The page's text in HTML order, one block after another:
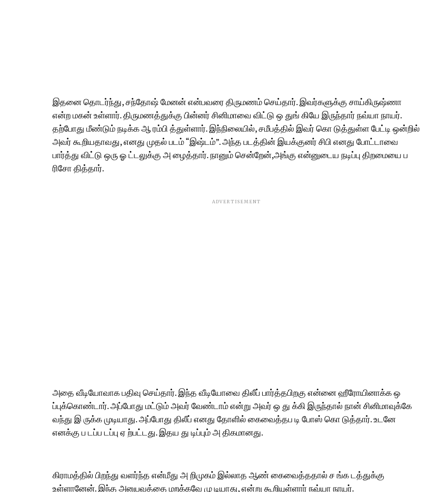
இதனை தொடர்ந்து, சந்தோஷ் மேனன் என்பவரை திருமணம் செய்தார். இவர்களுக்கு சாய்கிருஷ்ணா
என்ற மகன் உள்ளார். திருமணத்துக்கு பின்னர் சினிமாவை விட்டு ஒ துங் கியே இருந்தார் நவ்யா நாயர்.
தற்போது மீண்டும் நடிக்க ஆ ரம்பி த்துள்ளார். இந்நிலையில், சமீபத்தில் இவர் கொ டுத்துள்ள பேட்டி ஒன்றில்
அவர் கூறியதாவது, எனது முதல் படம் “இஷ்டம்”. அந்த படத்தின் இயக்குனர் சிபி எனது போட்டாவை
பார்த்து விட்டு ஒரு ஓ ட்டலுக்கு அ ழைத்தார். நானும் சென்றேன்,அங்கு என்னுடைய நடிப்பு திறமையை ப
ரிசோ தித்தார்.
ADVERTISEMENT
அதை வீடியோவாக பதிவு செய்தார். இந்த வீடியோவை திலீப் பார்த்தபிறகு என்னை ஹீரோயினாக்க ஒ
ப்புக்கொண்டார். அப்போது மட்டும் அவர் வேண்டாம் என்று அவர் ஒ து க்கி இருந்தால் நான் சினிமாவுக்கே
வந்து இ ருக்க முடியாது. அப்போது திலீப் எனது தோளில் கைவைத்தப டி போஸ் கொ டுத்தார். உடனே
எனக்கு ப டப்ப டப்பு ஏ ற்பட்டது. இதய து டிப்பும் அ திகமானது.
கிராமத்தில் பிறந்து வளர்ந்த என்மீது அ றிமுகம் இல்லாத ஆண் கைவைத்ததால் ச ங்க டத்துக்கு
உள்ளானேன். இந்த அனுபவத்தை மறக்கவே மு டியாது, என்று கூறியுள்ளார் நவ்யா நாயர்.